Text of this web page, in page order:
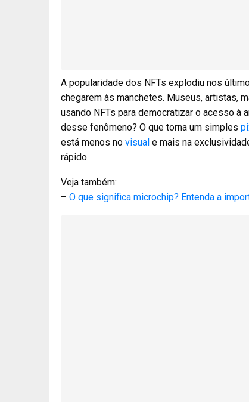
A popularidade dos NFTs explodiu nos
chegarem às manchetes. Museus, artistas,
usando NFTs para democratizar o acesso
desse fenômeno? O que torna um simples
está menos no visual e mais na
rápido.
Veja também:
– O que significa microchip? Entenda a